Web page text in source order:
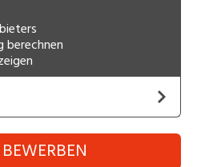
Anlagenbau,
Verwaltung
berechnen
AG